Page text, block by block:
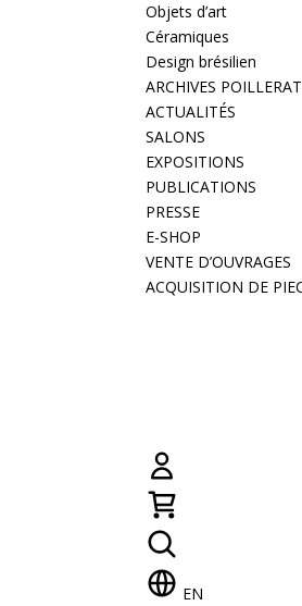
Objets d’art
Céramiques
Design brésilien
ARCHIVES POILLERAT
ACTUALITÉS
SALONS
EXPOSITIONS
PUBLICATIONS
PRESSE
E-SHOP
VENTE D’OUVRAGES
ACQUISITION DE
EN